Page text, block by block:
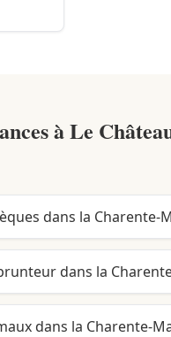
àLe
dans la Charente-
dans la
dans la Charente-